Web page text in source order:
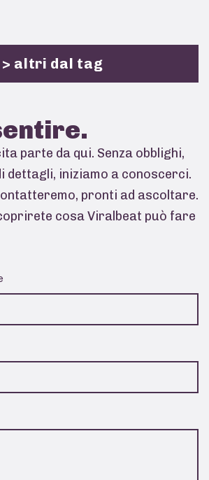
> altri dal tag
parte da qui. Senza obblighi,
dettagli, iniziamo a conoscerci.
pronti ad ascoltare.
cosa Viralbeat può fare